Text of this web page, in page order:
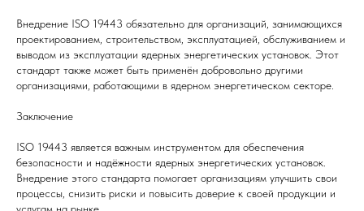
Внедрение ISO 19443 обязательно для организаций, занимающихся
проектированием, строительством, эксплуатацией, обслуживанием и
выводом из эксплуатации ядерных энергетических установок. Этот
стандарт также может быть применён добровольно другими
организациями, работающими в ядерном энергетическом секторе.
Заключение
ISO 19443 является важным инструментом для обеспечения
безопасности и надёжности ядерных энергетических установок.
Внедрение этого стандарта помогает организациям улучшить свои
процессы, снизить риски и повысить доверие к своей продукции и